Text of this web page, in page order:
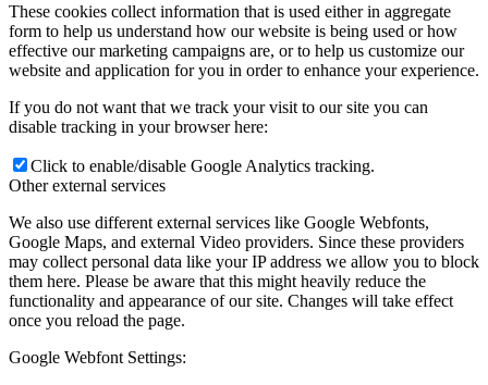
These cookies collect information that is used either in aggregate
form to help us understand how our website is being used or how
effective our marketing campaigns are, or to help us customize our
website and application for you in order to enhance your experience.
If you do not want that we track your visit to our site you can
disable tracking in your browser here:
Click to enable/disable Google Analytics tracking.
Other external services
We also use different external services like Google Webfonts,
Google Maps, and external Video providers. Since these providers
may collect personal data like your IP address we allow you to block
them here. Please be aware that this might heavily reduce the
functionality and appearance of our site. Changes will take effect
once you reload the page.
Google Webfont Settings: